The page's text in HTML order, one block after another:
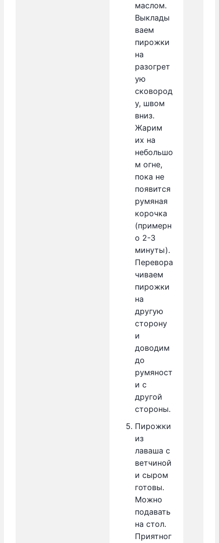
маслом.
Выклады
ваем
пирожки
на
разогрет
ую
сковород
у, швом
вниз.
Жарим
их на
небольшо
м огне,
пока не
появится
румяная
корочка
(примерн
о 2-3
минуты).
Перевора
чиваем
пирожки
на
другую
сторону
и
доводим
до
румяност
и с
другой
стороны.
Пирожки
из
лаваша с
ветчиной
и сыром
готовы.
Можно
подавать
на стол.
Приятног